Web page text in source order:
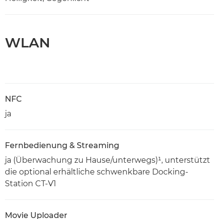
WLAN
NFC
ja
Fernbedienung & Streaming
ja (Überwachung zu Hause/unterwegs)¹, unterstützt
die optional erhältliche schwenkbare Docking-
Station CT-V1
Movie Uploader